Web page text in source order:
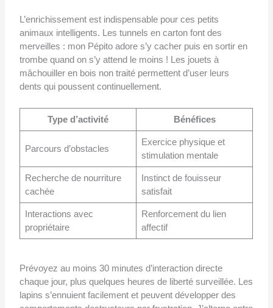
L’enrichissement est indispensable pour ces petits
animaux intelligents. Les tunnels en carton font des
merveilles : mon Pépito adore s’y cacher puis en sortir en
trombe quand on s’y attend le moins ! Les jouets à
mâchouiller en bois non traité permettent d’user leurs
dents qui poussent continuellement.
Type d’activité Bénéfices
Parcours d’obstacles
Exercice physique et
stimulation mentale
Recherche de nourriture
cachée
Instinct de fouisseur
satisfait
Interactions avec
propriétaire
Renforcement du lien
affectif
Prévoyez au moins 30 minutes d’interaction directe
chaque jour, plus quelques heures de liberté surveillée. Les
lapins s’ennuient facilement et peuvent développer des